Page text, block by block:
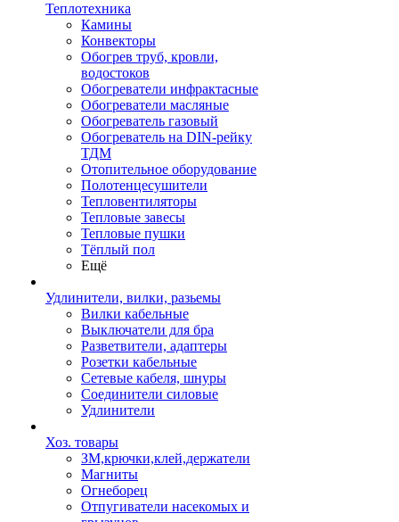
Теплотехника
Камины
Конвекторы
Обогрев труб, кровли,
водостоков
Обогреватели инфрактасные
Обогреватели масляные
Обогреватель газовый
Обогреватель на DIN-рейку
ТДМ
Отопительное оборудование
Полотенцесушители
Тепловентиляторы
Тепловые завесы
Тепловые пушки
Тёплый пол
Ещё
Удлинители, вилки, разьемы
Вилки кабельные
Выключатели для бра
Разветвители, адаптеры
Розетки кабельные
Сетевые кабеля, шнуры
Соединители силовые
Удлинители
Хоз. товары
ЗМ,крючки,клей,держатели
Магниты
Огнеборец
Отпугиватели насекомых и